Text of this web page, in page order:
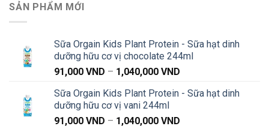
SẢN PHẨM MỚI
Sữa Orgain Kids Plant Protein - Sữa hạt dinh
dưỡng hữu cơ vị chocolate 244ml
91,000 VND – 1,040,000 VND
từ
Sữa Orgain Kids Plant Protein - Sữa hạt dinh
dưỡng hữu cơ vị vani 244ml
91,000 VND – 1,040,000 VND